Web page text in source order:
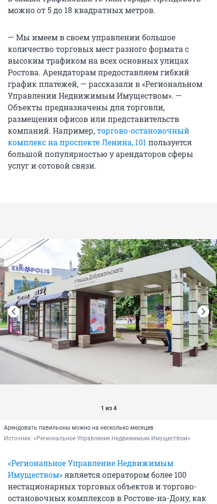
можно от 5 до 18 квадратных метров.
— Мы имеем в своем управлении большое
количество торговых мест разного формата с
высоким трафиком на всех основных улицах
Ростова. Арендаторам предоставляем гибкий
график платежей, — рассказали в «Региональном
Управлении Недвижимым Имуществом». —
Объекты предназначены для торговли,
размещения офисов или представительств
компаний. Например,торгово-остановочный
комплекс на проспекте Ленина, 101 пользуется
большой популярностью у арендаторов сферы
услуг и сотовой связи.
1 из 4
Арендовать павильоны можно на несколько месяцев
Источник: «Региональное Управление Недвижимым Имуществом»
«Региональное Управление Недвижимым
Имуществом»является оператором более 100
нестационарных торговых объектов и торгово-
остановочных комплексов в Ростове-на-Дону, как